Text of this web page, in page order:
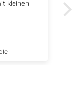
Birds Osterdekoration